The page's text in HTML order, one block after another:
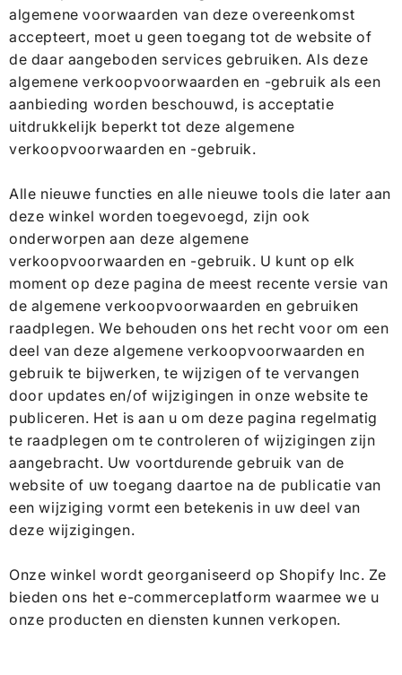
algemene voorwaarden van deze overeenkomst
accepteert, moet u geen toegang tot de website of
de daar aangeboden services gebruiken. Als deze
algemene verkoopvoorwaarden en -gebruik als een
aanbieding worden beschouwd, is acceptatie
uitdrukkelijk beperkt tot deze algemene
verkoopvoorwaarden en -gebruik.
Alle nieuwe functies en alle nieuwe tools die later aan
deze winkel worden toegevoegd, zijn ook
onderworpen aan deze algemene
verkoopvoorwaarden en -gebruik. U kunt op elk
moment op deze pagina de meest recente versie van
de algemene verkoopvoorwaarden en gebruiken
raadplegen. We behouden ons het recht voor om een ​​
deel van deze algemene verkoopvoorwaarden en
gebruik te bijwerken, te wijzigen of te vervangen
door updates en/of wijzigingen in onze website te
publiceren. Het is aan u om deze pagina regelmatig
te raadplegen om te controleren of wijzigingen zijn
aangebracht. Uw voortdurende gebruik van de
website of uw toegang daartoe na de publicatie van
een wijziging vormt een betekenis in uw deel van
deze wijzigingen.
Onze winkel wordt georganiseerd op Shopify Inc. Ze
bieden ons het e-commerceplatform waarmee we u
onze producten en diensten kunnen verkopen.